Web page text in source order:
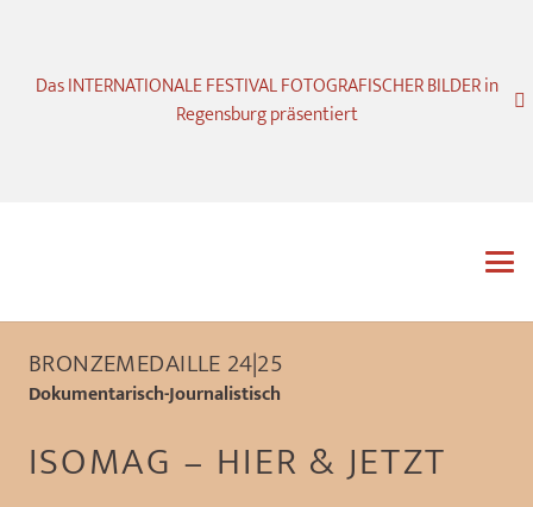
Das INTERNATIONALE FESTIVAL FOTOGRAFISCHER BILDER in
Regensburg präsentiert
BRONZEMEDAILLE 24|25
Dokumentarisch-Journalistisch
ISOMAG – HIER & JETZT